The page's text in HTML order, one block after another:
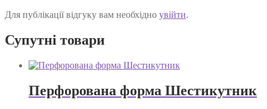
Для публікації відгуку вам необхідно увійти.
Супутні товари
Перфорована форма Шестикутник